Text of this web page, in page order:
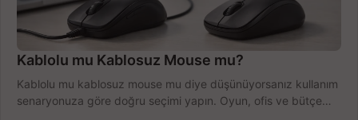
Kablolu mu Kablosuz Mouse mu?
Kablolu mu kablosuz mouse mu diye düşünüyorsanız kullanım
senaryonuza göre doğru seçimi yapın. Oyun, ofis ve bütçe